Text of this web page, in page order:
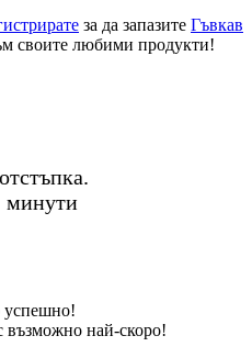
за да запазите Гъвкав
своите любими продукти!
отстъпка.
минути
успешно!
възможно най-скоро!